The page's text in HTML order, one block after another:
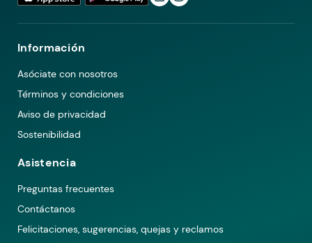
Información
Asóciate con nosotros
Términos y condiciones
Aviso de privacidad
Sostenibilidad
Asistencia
Preguntas frecuentes
Contáctanos
Felicitaciones, sugerencias, quejas y reclamos